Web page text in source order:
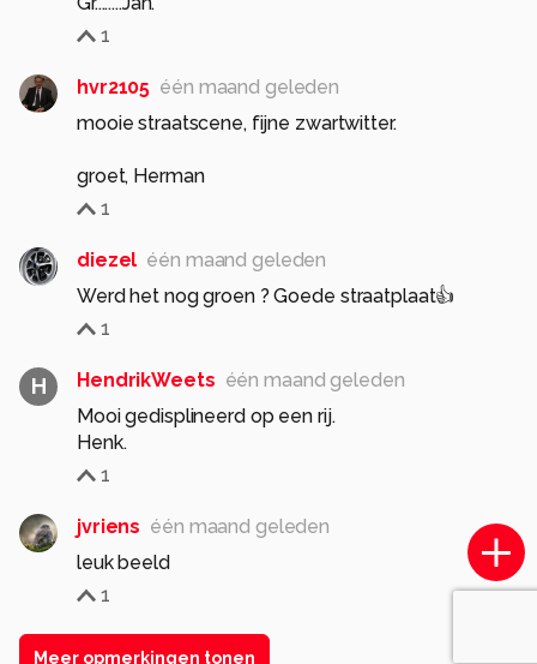
1
hvr2105 één maand geleden
mooie straatscene, fijne zwartwitter.
groet, Herman
1
diezel één maand geleden
Werd het nog groen ? Goede straatplaat👍
1
H HendrikWeets één maand geleden
Mooi gedisplineerd op een rij.
Henk.
1
jvriens één maand geleden
leuk beeld
1
Meer opmerkingen tonen